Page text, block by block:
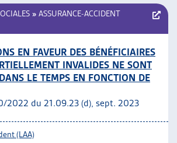
» ASSURANCE-ACCIDENT
EN FAVEUR DES BÉNÉFICIAIRES
INVALIDES NE SONT
LE TEMPS EN FONCTION DE
2022 du 21.09.23 (d), sept. 2023
(LAA)